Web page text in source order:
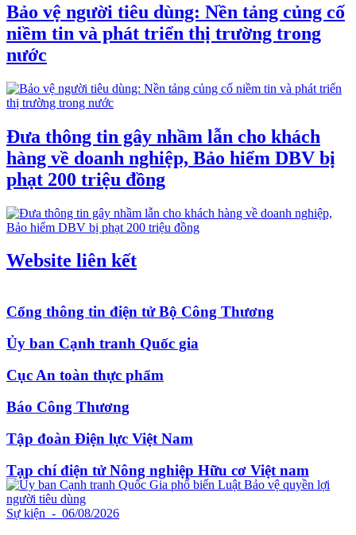
Bảo vệ người tiêu dùng: Nền tảng củng cố
niềm tin và phát triển thị trường trong
nước
Đưa thông tin gây nhầm lẫn cho khách
hàng về doanh nghiệp, Bảo hiểm DBV bị
phạt 200 triệu đồng
Website liên kết
Cổng thông tin điện tử Bộ Công Thương
Ủy ban Cạnh tranh Quốc gia
Cục An toàn thực phẩm
Báo Công Thương
Tập đoàn Điện lực Việt Nam
Tạp chí điện tử Nông nghiệp Hữu cơ Việt nam
Sự kiện - 06/08/2026